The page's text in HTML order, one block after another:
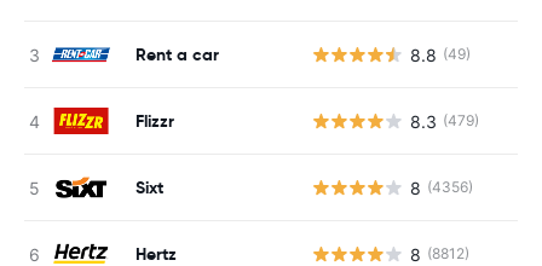
Rent a car 8.8 (49)
Flizzr 8.3 (479)
Sixt 8 (4356)
Hertz 8 (8812)